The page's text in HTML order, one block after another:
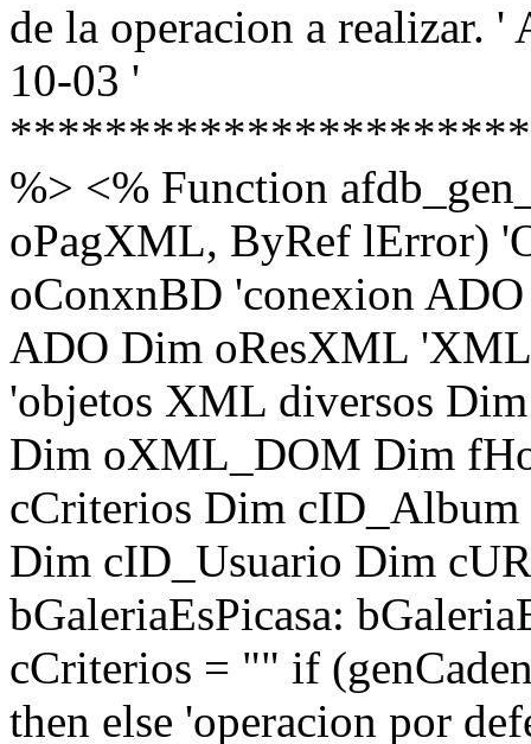
de la operacion a realizar.
10-03 '
%> <% Function
oPagXML, ByRef lError)
oConxnBD 'conexion
ADO Dim oResXML
'objetos XML diversos
Dim oXML_DOM Dim
cCriterios Dim
Dim cID_Usuario Dim
bGaleriaEsPicasa:
cCriterios = "" if
then else 'operacion por